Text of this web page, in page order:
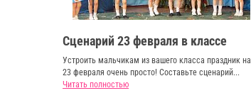
Сценарий 23 февраля в классе
Устроить мальчикам из вашего класса праздник на
23 февраля очень просто! Составьте сценарий...
Читать полностью